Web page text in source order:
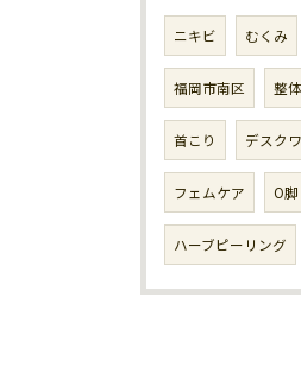
ニキビ むくみ
福岡市南区 整体
首こり デスク
フェムケア O脚
ハーブピーリング